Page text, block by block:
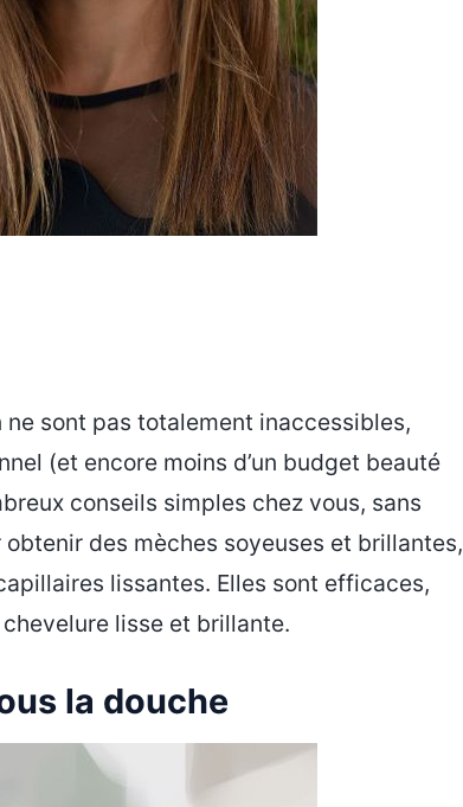
sont pas totalement inaccessibles,
(et encore moins d’un budget beauté
conseils simples chez vous, sans
des mèches soyeuses et brillantes,
lissantes. Elles sont efficaces,
lisse et brillante.
la douche